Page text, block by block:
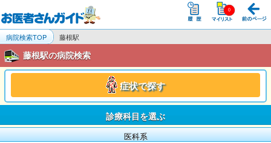
病院検索TOP 藤根駅
藤根駅の病院検索
症状で探す
診療科目を選ぶ
医科系